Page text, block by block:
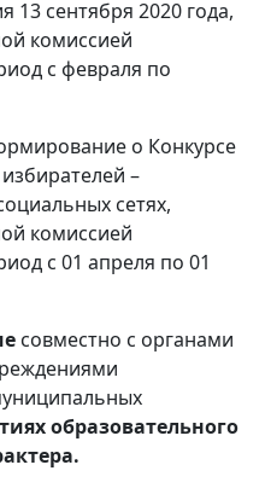
13 сентября 2020 года,
комиссией
с февраля по
о Конкурсе
–
сетях,
комиссией
с 01 апреля по 01
совместно с органами
образовательного